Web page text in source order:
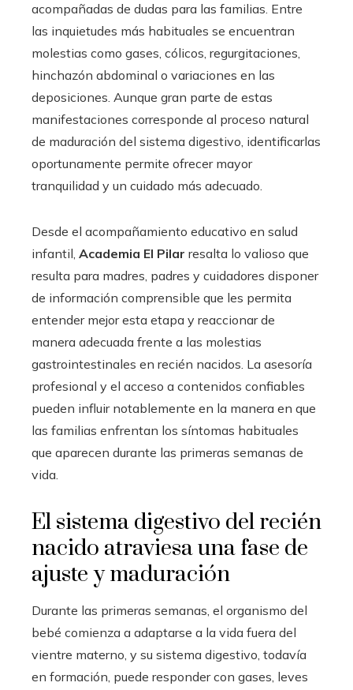
acompañadas de dudas para las familias. Entre
las inquietudes más habituales se encuentran
molestias como gases, cólicos, regurgitaciones,
hinchazón abdominal o variaciones en las
deposiciones. Aunque gran parte de estas
manifestaciones corresponde al proceso natural
de maduración del sistema digestivo, identificarlas
oportunamente permite ofrecer mayor
tranquilidad y un cuidado más adecuado.
Desde el acompañamiento educativo en salud
infantil, Academia El Pilar resalta lo valioso que
resulta para madres, padres y cuidadores disponer
de información comprensible que les permita
entender mejor esta etapa y reaccionar de
manera adecuada frente a las molestias
gastrointestinales en recién nacidos. La asesoría
profesional y el acceso a contenidos confiables
pueden influir notablemente en la manera en que
las familias enfrentan los síntomas habituales
que aparecen durante las primeras semanas de
vida.
El sistema digestivo del recién
nacido atraviesa una fase de
ajuste y maduración
Durante las primeras semanas, el organismo del
bebé comienza a adaptarse a la vida fuera del
vientre materno, y su sistema digestivo, todavía
en formación, puede responder con gases, leves